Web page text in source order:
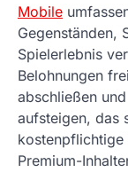
Mobile
Gegenständen,
Spielerlebnis
Belohnungen
abschließen
aufsteigen, das
kostenpflichtige
Premium-